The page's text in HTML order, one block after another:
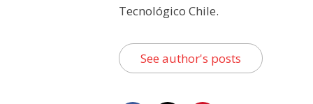
Tecnológico Chile.
See author's posts